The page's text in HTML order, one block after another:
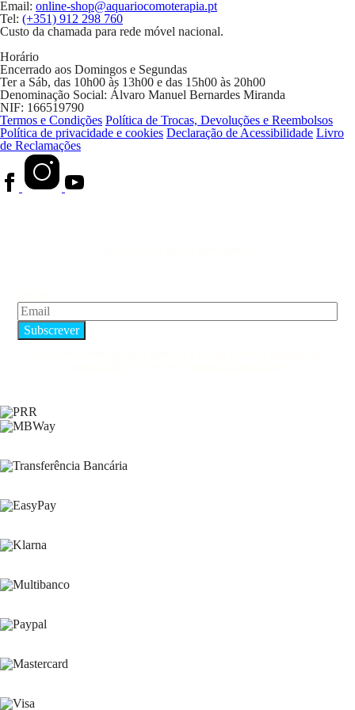
Email: online-shop@aquariocomoterapia.pt
Tel: (+351) 912 298 760
Custo da chamada para rede móvel nacional.
Horário
Encerrado aos Domingos e Segundas
Ter a Sáb, das 10h00 às 13h00 e das 15h00 às 20h00
Denominação Social: Álvaro Manuel Bernardes Miranda
NIF: 166519790
Termos e Condições Política de Trocas, Devoluções e Reembolsos
Política de privacidade e cookies Declaração de Acessibilidade Livro
de Reclamações